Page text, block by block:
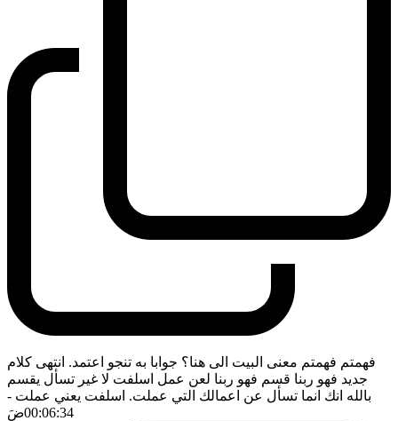
فهمتم فهمتم معنى البيت الى هنا؟ جوابا به تنجو اعتمد. انتهى كلام
جديد فهو ربنا قسم فهو ربنا لعن عمل اسلفت لا غير تسأل يقسم
بالله انك انما تسأل عن اعمالك التي عملت. اسلفت يعني عملت -
00:06:34ضَ